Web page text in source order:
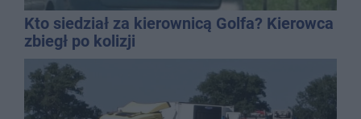
Kto siedział za kierownicą Golfa? Kierowca
zbiegł po kolizji